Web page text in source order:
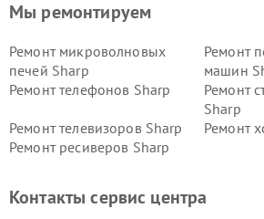
Мы ремонтируем
Ремонт микроволновых
печей Sharp
Ремонт
машин
Ремонт телефонов Sharp
Ремонт
Sharp
Ремонт телевизоров Sharp
Ремонт
Ремонт ресиверов Sharp
Контакты сервис центра